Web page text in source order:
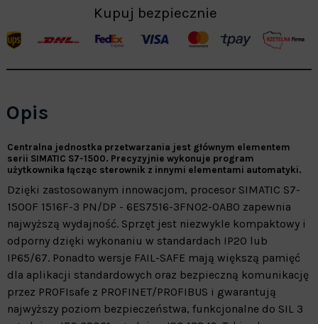
Kupuj bezpiecznie
Opis
Centralna jednostka przetwarzania jest głównym elementem
serii SIMATIC S7-1500. Precyzyjnie wykonuje program
użytkownika łącząc sterownik z innymi elementami automatyki.
Dzięki zastosowanym innowacjom, procesor SIMATIC S7-
1500F 1516F-3 PN/DP - 6ES7516-3FN02-0AB0 zapewnia
najwyższą wydajność. Sprzęt jest niezwykle kompaktowy i
odporny dzięki wykonaniu w standardach IP20 lub
IP65/67. Ponadto wersje FAIL-SAFE mają większą pamięć
dla aplikacji standardowych oraz bezpieczną komunikację
przez PROFIsafe z PROFINET/PROFIBUS i gwarantują
najwyższy poziom bezpieczeństwa, funkcjonalne do SIL 3